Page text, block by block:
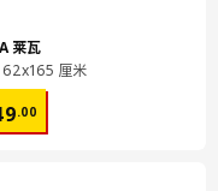
莱瓦
62x165 厘米
.00